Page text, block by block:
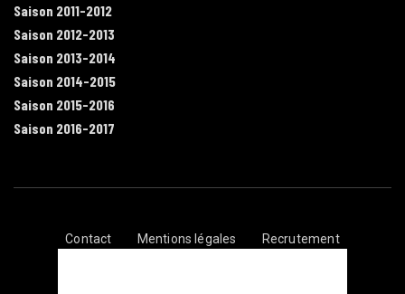
Saison 2011-2012
Saison 2012-2013
Saison 2013-2014
Saison 2014-2015
Saison 2015-2016
Saison 2016-2017
Contact Mentions légales
Recrutement